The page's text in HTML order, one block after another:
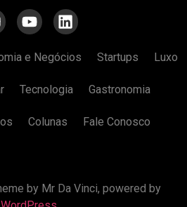
e Negócios Startups Luxo
Tecnologia Gastronomia
Colunas Fale Conosco
by Mr Da Vinci, powered by